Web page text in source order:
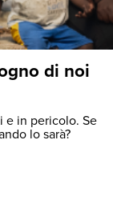
di noi
e in pericolo. Se
lo sarà?